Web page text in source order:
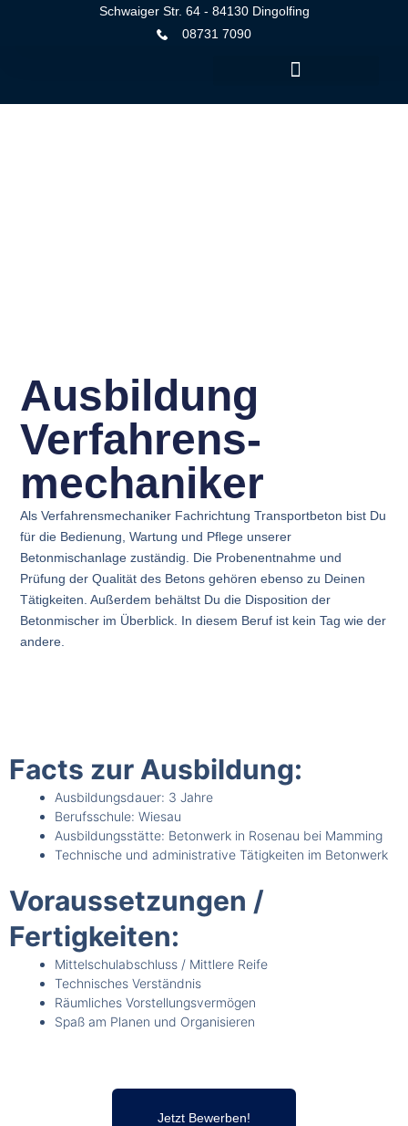
Schwaiger Str. 64 - 84130 Dingolfing
08731 7090
Ausbildung
Verfahrens-
mechaniker
Als Verfahrensmechaniker Fachrichtung Transportbeton bist Du
für die Bedienung, Wartung und Pflege unserer
Betonmischanlage zuständig. Die Probenentnahme und
Prüfung der Qualität des Betons gehören ebenso zu Deinen
Tätigkeiten. Außerdem behältst Du die Disposition der
Betonmischer im Überblick. In diesem Beruf ist kein Tag wie der
andere.
Facts zur Ausbildung:
Ausbildungsdauer: 3 Jahre
Berufsschule: Wiesau
Ausbildungsstätte: Betonwerk in Rosenau bei Mamming
Technische und administrative Tätigkeiten im Betonwerk
Voraussetzungen /
Fertigkeiten:
Mittelschulabschluss / Mittlere Reife
Technisches Verständnis
Räumliches Vorstellungsvermögen
Spaß am Planen und Organisieren
Jetzt Bewerben!